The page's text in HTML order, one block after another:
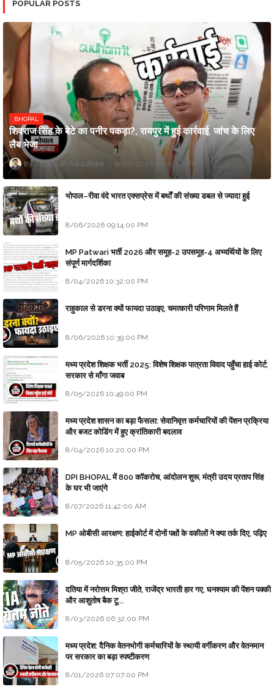
POPULAR POSTS
BHOPAL
शिवराज सिंह के बेटे का पनीर पकड़ा?, रायपुर में हुई कार्रवाई, जांच के लिए
लैब भेजा
Updesh Awasthee 8/06/2026 10:09:00 PM
भोपाल–रीवा वंदे भारत एक्सप्रेस में बर्थों की संख्या डबल से ज्यादा हुई
8/06/2026 09:14:00 PM
MP Patwari भर्ती 2026 और समूह-2 उपसमूह-4 अभ्यर्थियों के लिए
संपूर्ण मार्गदर्शिका
8/04/2026 10:32:00 PM
राहुकाल से डरना क्यों फायदा उठाइए, चमत्कारी परिणाम मिलते हैं
8/06/2026 10:39:00 PM
मध्य प्रदेश शिक्षक भर्ती 2025: विशेष शिक्षक पात्रता विवाद पहुँचा हाई कोर्ट;
सरकार से माँगा जवाब
8/05/2026 10:49:00 PM
मध्य प्रदेश शासन का बड़ा फैसला: सेवानिवृत्त कर्मचारियों की पेंशन प्रक्रिया
और बजट कोडिंग में हुए क्रांतिकारी बदलाव
8/04/2026 10:20:00 PM
DPI BHOPAL में 800 कॉकरोच, आंदोलन शुरू, मंत्री उदय प्रताप सिंह
के घर भी जाएंगे
8/07/2026 11:42:00 AM
MP ओबीसी आरक्षण: हाईकोर्ट में दोनों पक्षों के वकीलों ने क्या तर्क दिए, पढ़िए
8/05/2026 10:35:00 PM
दतिया में नरोत्तम मिश्रा जीते, राजेंद्र भारती हार गए, घनश्याम की पेंशन पक्की
और आशुतोष बैक टू...
8/03/2026 06:32:00 PM
मध्य प्रदेश: दैनिक वेतनभोगी कर्मचारियों के स्थायी वर्गीकरण और वेतनमान
पर सरकार का बड़ा स्पष्टीकरण
8/01/2026 07:07:00 PM